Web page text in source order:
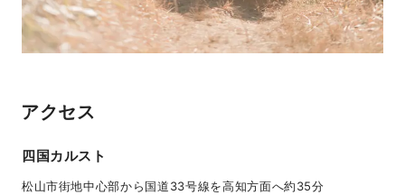
アクセス
四国カルスト
松山市街地中心部から国道33号線を高知方面へ約35分